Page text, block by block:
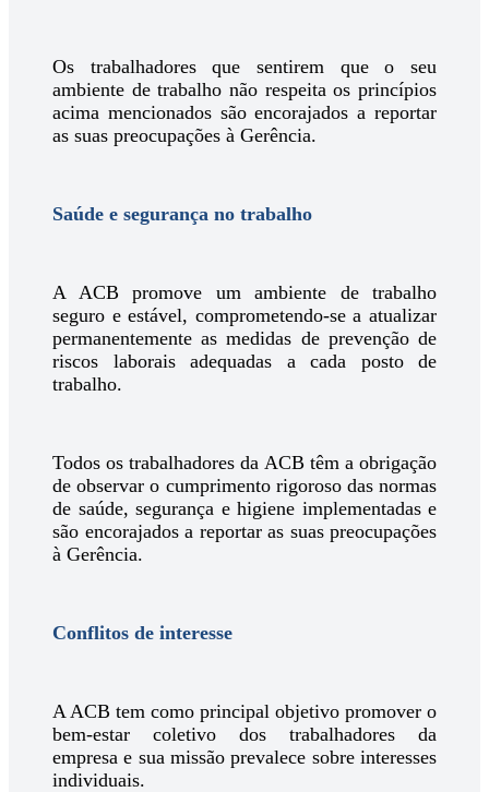
Os trabalhadores que sentirem que o seu
ambiente de trabalho não respeita os princípios
acima mencionados são encorajados a reportar
as suas preocupações à Gerência.
Saúde e segurança no trabalho
A ACB promove um ambiente de trabalho
seguro e estável, comprometendo-se a atualizar
permanentemente as medidas de prevenção de
riscos laborais adequadas a cada posto de
trabalho.
Todos os trabalhadores da ACB têm a obrigação
de observar o cumprimento rigoroso das normas
de saúde, segurança e higiene implementadas e
são encorajados a reportar as suas preocupações
à Gerência.
Conflitos de interesse
A ACB tem como principal objetivo promover o
bem-estar coletivo dos trabalhadores da
empresa e sua missão prevalece sobre interesses
individuais.